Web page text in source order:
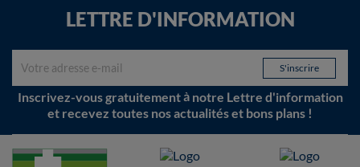
LETTRE D'INFORMATION
Inscrivez-vous gratuitement à notre Lettre d'information
et recevez toutes nos actualités et bons plans !